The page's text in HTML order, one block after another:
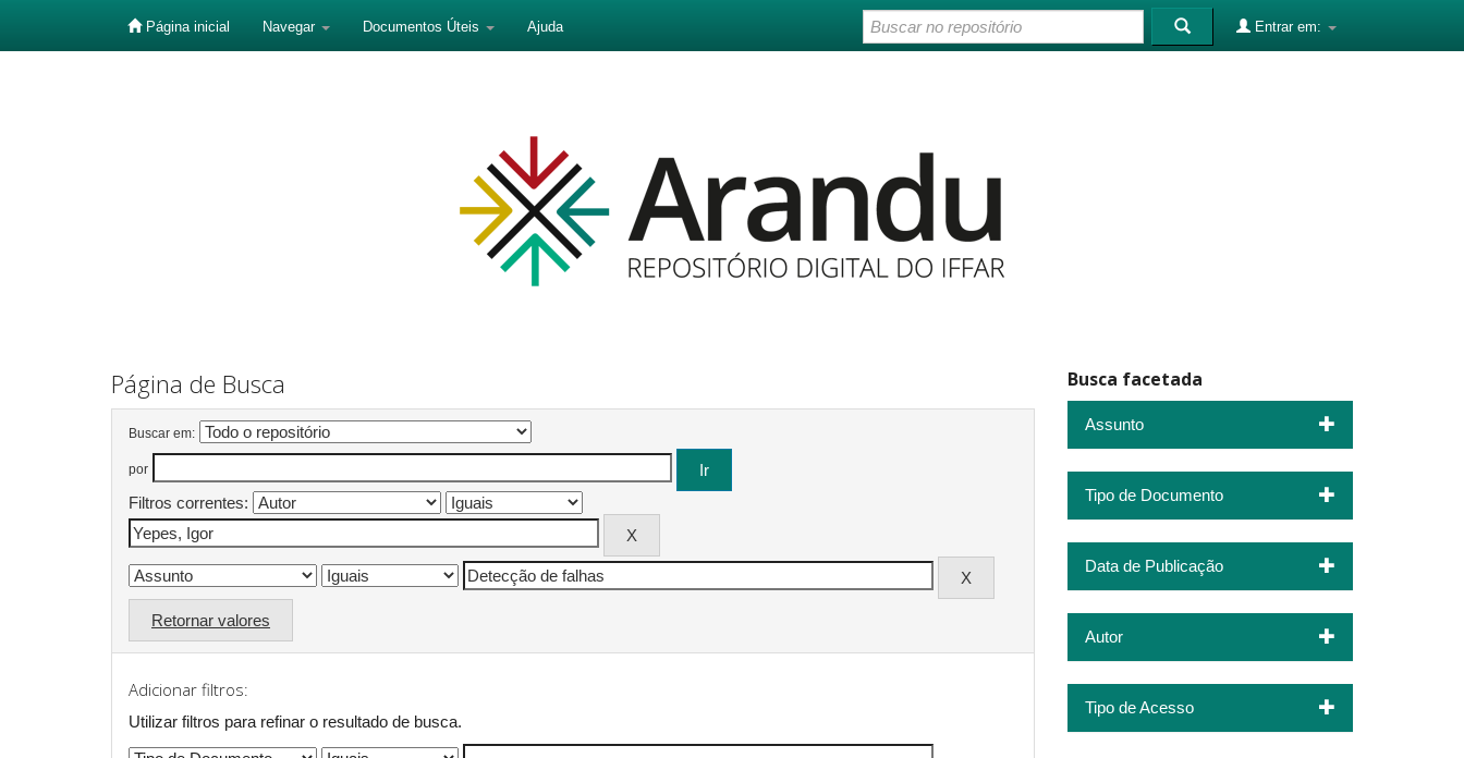
Página inicial Navegar Documentos Úteis Ajuda Entrar em:
Página de Busca
Buscar em:
por
Filtros correntes:
Retornar valores
Adicionar filtros:
Utilizar filtros para refinar o resultado de busca.
Busca facetada
Assunto
Tipo de Documento
Data de Publicação
Autor
Tipo de Acesso